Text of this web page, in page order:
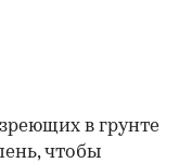
в грунте
чтобы